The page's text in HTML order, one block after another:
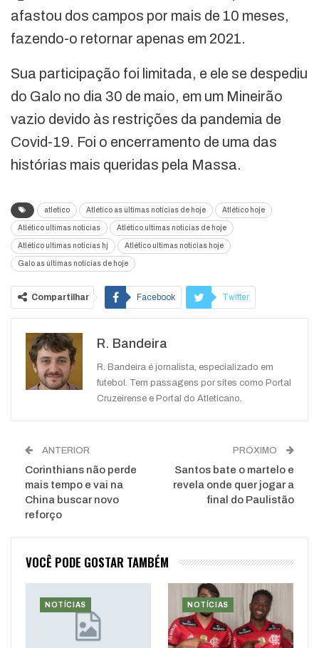
afastou dos campos por mais de 10 meses,
fazendo-o retornar apenas em 2021.
Sua participação foi limitada, e ele se despediu
do Galo no dia 30 de maio, em um Mineirão
vazio devido às restrições da pandemia de
Covid-19. Foi o encerramento de uma das
histórias mais queridas pela Massa.
atletico Atlético as últimas notícias de hoje Atlético hoje
Atlético ultimas noticias Atlético ultimas noticias de hoje
Atlético ultimas noticias hj Atlético ultimas noticias hoje
Galo as últimas notícias de hoje
Compartilhar Facebook Twitter
WhatsApp
R. Bandeira
R. Bandeira é jornalista, especializado em
futebol. Tem passagens por sites como Portal
Cruzeirense e Portal do Atleticano.
ANTERIOR
Corinthians não perde
mais tempo e vai na
China buscar novo
reforço
PRÓXIMO
Santos bate o martelo e
revela onde quer jogar a
final do Paulistão
VOCÊ PODE GOSTAR TAMBÉM
NOTÍCIAS NOTÍCIAS